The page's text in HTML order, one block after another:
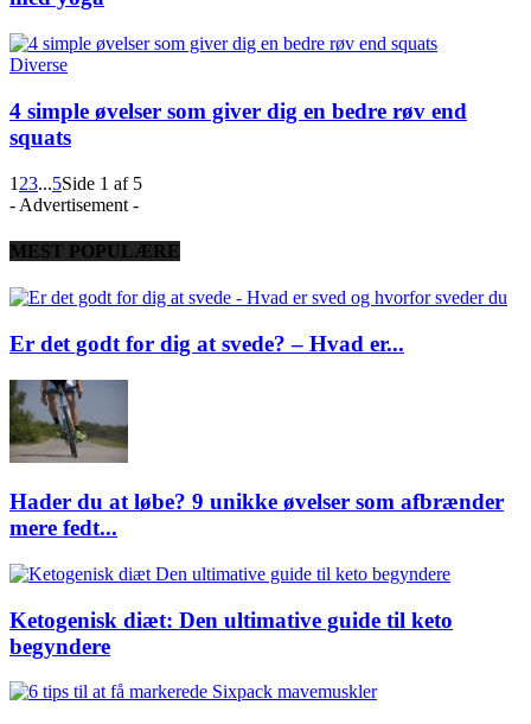
Diverse
4 simple øvelser som giver dig en bedre røv end
squats
1 23...5Side 1 af 5
- Advertisement -
MEST POPULÆRE
Er det godt for dig at svede? – Hvad er...
Hader du at løbe? 9 unikke øvelser som afbrænder
mere fedt...
Ketogenisk diæt: Den ultimative guide til keto
begyndere